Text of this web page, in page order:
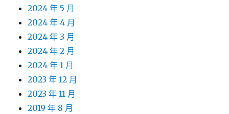
2024 年 5 月
2024 年 4 月
2024 年 3 月
2024 年 2 月
2024 年 1 月
2023 年 12 月
2023 年 11 月
2019 年 8 月